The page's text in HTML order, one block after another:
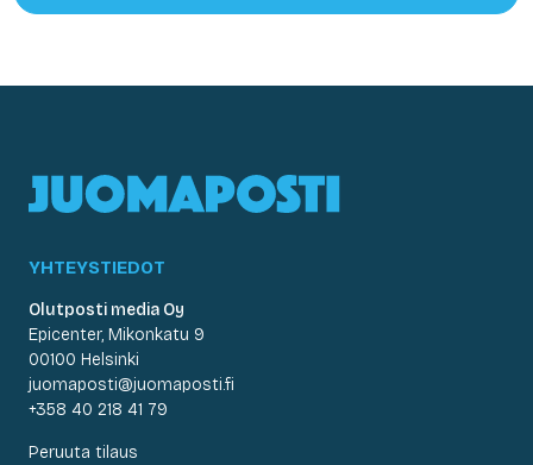
YHTEYSTIEDOT
Olutposti media Oy
Epicenter, Mikonkatu 9
00100 Helsinki
juomaposti@juomaposti.fi
+358 40 218 41 79
Peruuta tilaus